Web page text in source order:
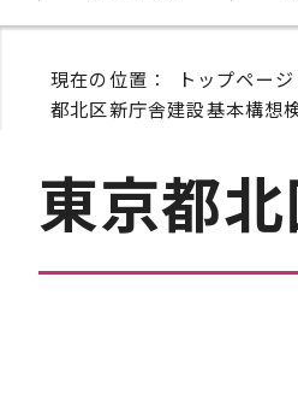
現在の位置： トップページ
都北区新庁舎建設基本構
東京都